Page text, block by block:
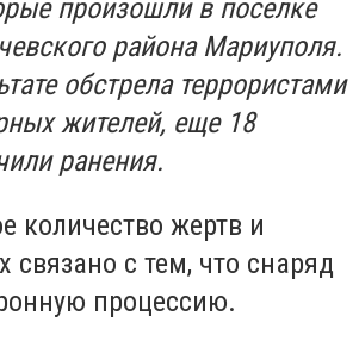
произошли в поселке
района Мариуполя.
обстрела террористами
жителей, еще 18
ранения.
количество жертв и
связано с тем, что снаряд
процессию.